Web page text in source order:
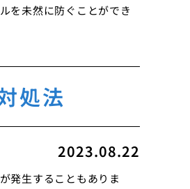
を未然に防ぐことができ
処法
2023.08.22
発生することもありま